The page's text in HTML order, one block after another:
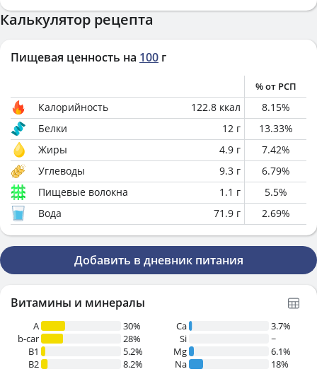
Калькулятор рецепта
Пищевая ценность на 100 г
% от РСП
Калорийность 122.8 ккал 8.15%
Белки
12 г 13.33%
Жиры
4.9 г 7.42%
Углеводы
9.3 г 6.79%
Пищевые волокна
1.1 г 5.5%
Вода
71.9 г 2.69%
Добавить в дневник питания
Витамины и минералы
A
30%
b-car
28%
В1
5.2%
B2
8.2%
Ca
3.7%
Si
~
Mg
6.1%
Na
18%